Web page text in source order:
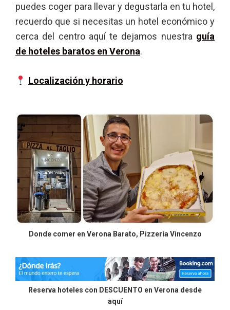
puedes coger para llevar y degustarla en tu hotel,
recuerdo que si necesitas un hotel económico y
cerca del centro aquí te dejamos nuestra guía
de hoteles baratos en Verona.
Localización y horario
Donde comer en Verona Barato, Pizzería Vincenzo
Reserva hoteles con DESCUENTO en Verona desde
aquí